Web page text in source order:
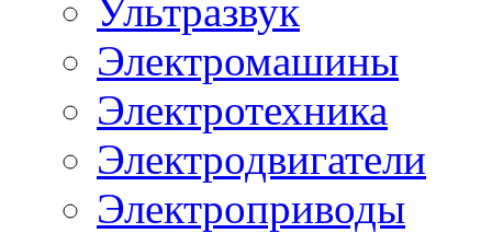
Ультразвук
Электромашины
Электротехника
Электродвигатели
Электроприводы